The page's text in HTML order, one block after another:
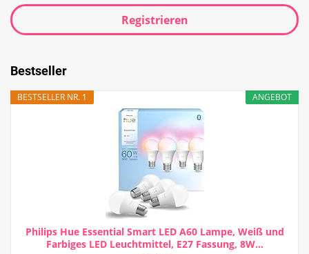
Registrieren
Bestseller
ANGEBOT
BESTSELLER NR. 1
Philips Hue Essential Smart LED A60 Lampe, Weiß und
Farbiges LED Leuchtmittel, E27 Fassung, 8W...